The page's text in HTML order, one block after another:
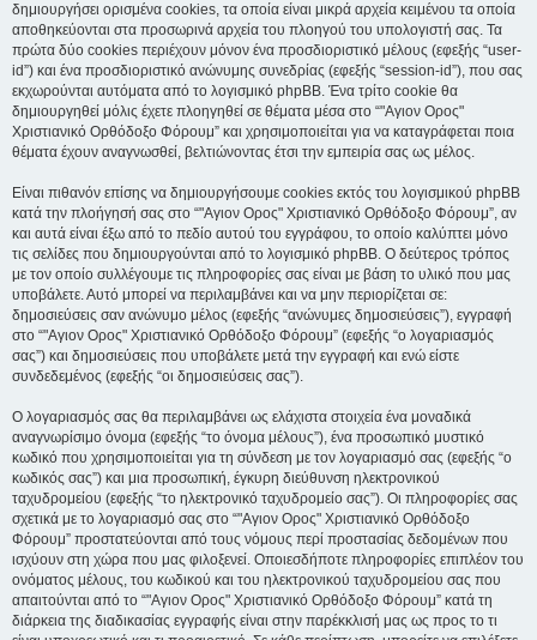
δημιουργήσει ορισμένα cookies, τα οποία είναι μικρά αρχεία κειμένου τα οποία
αποθηκεύονται στα προσωρινά αρχεία του πλοηγού του υπολογιστή σας. Τα
πρώτα δύο cookies περιέχουν μόνον ένα προσδιοριστικό μέλους (εφεξής “user-
id”) και ένα προσδιοριστικό ανώνυμης συνεδρίας (εφεξής “session-id”), που σας
εκχωρούνται αυτόματα από το λογισμικό phpBB. Ένα τρίτο cookie θα
δημιουργηθεί μόλις έχετε πλοηγηθεί σε θέματα μέσα στο “"Αγιον Ορος"
Χριστιανικό Ορθόδοξο Φόρουμ” και χρησιμοποιείται για να καταγράφεται ποια
θέματα έχουν αναγνωσθεί, βελτιώνοντας έτσι την εμπειρία σας ως μέλος.
Είναι πιθανόν επίσης να δημιουργήσουμε cookies εκτός του λογισμικού phpBB
κατά την πλοήγησή σας στο “"Αγιον Ορος" Χριστιανικό Ορθόδοξο Φόρουμ”, αν
και αυτά είναι έξω από το πεδίο αυτού του εγγράφου, το οποίο καλύπτει μόνο
τις σελίδες που δημιουργούνται από το λογισμικό phpBB. Ο δεύτερος τρόπος
με τον οποίο συλλέγουμε τις πληροφορίες σας είναι με βάση το υλικό που μας
υποβάλετε. Αυτό μπορεί να περιλαμβάνει και να μην περιορίζεται σε:
δημοσιεύσεις σαν ανώνυμο μέλος (εφεξής “ανώνυμες δημοσιεύσεις”), εγγραφή
στο “"Αγιον Ορος" Χριστιανικό Ορθόδοξο Φόρουμ” (εφεξής “ο λογαριασμός
σας”) και δημοσιεύσεις που υποβάλετε μετά την εγγραφή και ενώ είστε
συνδεδεμένος (εφεξής “οι δημοσιεύσεις σας”).
Ο λογαριασμός σας θα περιλαμβάνει ως ελάχιστα στοιχεία ένα μοναδικά
αναγνωρίσιμο όνομα (εφεξής “το όνομα μέλους”), ένα προσωπικό μυστικό
κωδικό που χρησιμοποιείται για τη σύνδεση με τον λογαριασμό σας (εφεξής “ο
κωδικός σας”) και μια προσωπική, έγκυρη διεύθυνση ηλεκτρονικού
ταχυδρομείου (εφεξής “το ηλεκτρονικό ταχυδρομείο σας”). Οι πληροφορίες σας
σχετικά με το λογαριασμό σας στο “"Αγιον Ορος" Χριστιανικό Ορθόδοξο
Φόρουμ” προστατεύονται από τους νόμους περί προστασίας δεδομένων που
ισχύουν στη χώρα που μας φιλοξενεί. Οποιεσδήποτε πληροφορίες επιπλέον του
ονόματος μέλους, του κωδικού και του ηλεκτρονικού ταχυδρομείου σας που
απαιτούνται από το “"Αγιον Ορος" Χριστιανικό Ορθόδοξο Φόρουμ” κατά τη
διάρκεια της διαδικασίας εγγραφής είναι στην παρέκκλισή μας ως προς το τι